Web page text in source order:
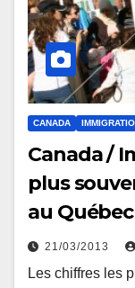
CANADA
Canada /
plus
au Québec
21/03/2013
Les chiffres les